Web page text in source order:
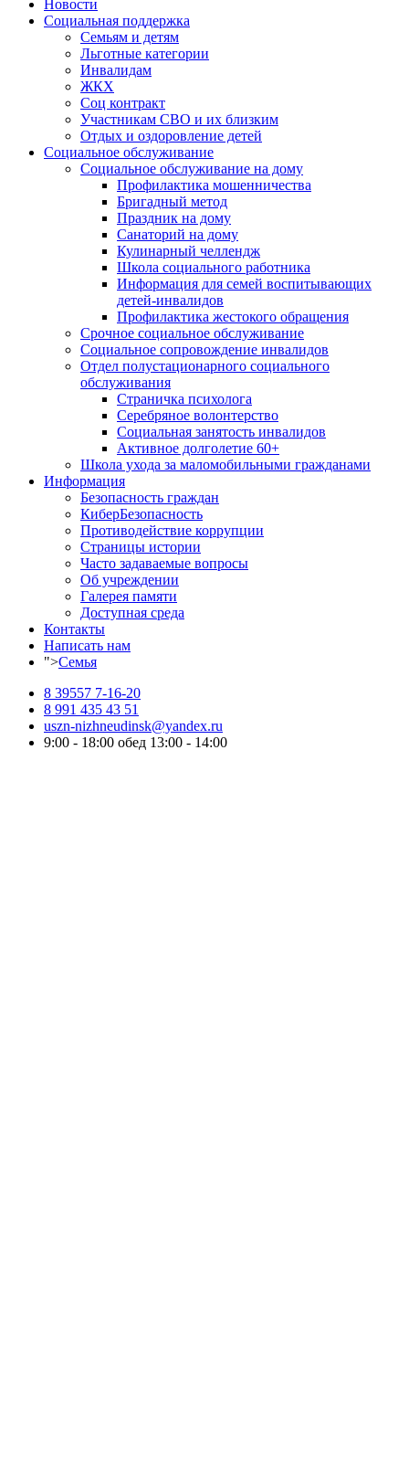
Новости
Социальная поддержка
Семьям и детям
Льготные категории
Инвалидам
ЖКХ
Соц контракт
Участникам СВО и их близким
Отдых и оздоровление детей
Социальное обслуживание
Социальное обслуживание на дому
Профилактика мошенничества
Бригадный метод
Праздник на дому
Санаторий на дому
Кулинарный челлендж
Школа социального работника
Информация для семей воспитывающих
детей-инвалидов
Профилактика жестокого обращения
Срочное социальное обслуживание
Социальное сопровождение инвалидов
Отдел полустационарного социального
обслуживания
Страничка психолога
Серебряное волонтерство
Социальная занятость инвалидов
Активное долголетие 60+
Школа ухода за маломобильными гражданами
Информация
Безопасность граждан
КиберБезопасность
Противодействие коррупции
Страницы истории
Часто задаваемые вопросы
Об учреждении
Галерея памяти
Доступная среда
Контакты
Написать нам
">Семья
8 39557 7-16-20
8 991 435 43 51
uszn-nizhneudinsk@yandex.ru
9:00 - 18:00 обед 13:00 - 14:00